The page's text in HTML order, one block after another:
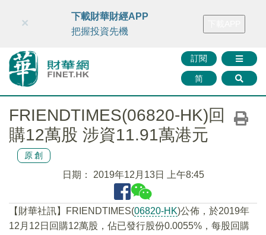
財華智庫網 FINTV FINMETA 財華證券 媒體矩陣
訂閱
简
×
下載財華財經APP
把握投資先機
FRIENDTIMES(06820-HK)回
購12萬股 涉資11.91萬港元
原創
日期： 2019年12月13日 上午8:45
【財華社訊】FRIENDTIMES(06820-HK)公佈，於2019年
12月12日回購12萬股，佔已發行股份0.0055%，每股回購